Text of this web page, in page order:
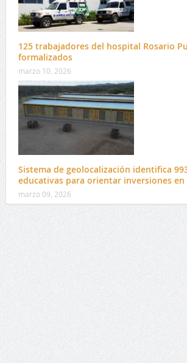
125 trabajadores del hospital Rosario
formalizados
marzo 10, 2026
Sistema de geolocalización identifica
educativas para orientar inversiones en
marzo 09, 2026